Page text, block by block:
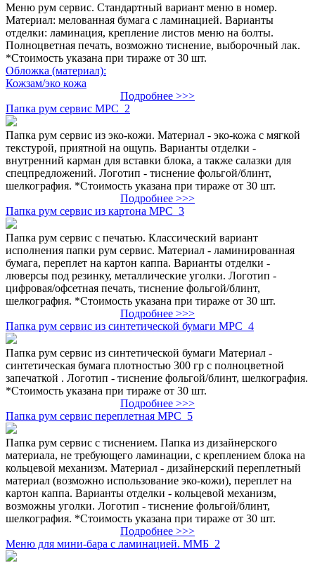
Меню рум сервис. Стандартный вариант меню в номер.
Материал: мелованная бумага с ламинацией. Варианты
отделки: ламинация, крепление листов меню на болты.
Полноцветная печать, возможно тиснение, выборочный лак.
*Стоимость указана при тираже от 30 шт.
Обложка (материал):
Кожзам/эко кожа
Подробнее >>>
Папка рум сервис МРС_2
Папка рум сервис из эко-кожи. Материал - эко-кожа с мягкой
текстурой, приятной на ощупь. Варианты отделки -
внутренний карман для вставки блока, а также салазки для
спецпредложений. Логотип - тиснение фольгой/блинт,
шелкография. *Стоимость указана при тираже от 30 шт.
Подробнее >>>
Папка рум сервис из картона МРС_3
Папка рум сервис с печатью. Классический вариант
исполнения папки рум сервис. Материал - ламинированная
бумага, переплет на картон каппа. Варианты отделки -
люверсы под резинку, металлические уголки. Логотип -
цифровая/офсетная печать, тиснение фольгой/блинт,
шелкография. *Стоимость указана при тираже от 30 шт.
Подробнее >>>
Папка рум сервис из синтетической бумаги МРС_4
Папка рум сервис из синтетической бумаги Материал -
синтетическая бумага плотностью 300 гр с полноцветной
запечаткой . Логотип - тиснение фольгой/блинт, шелкография.
*Стоимость указана при тираже от 30 шт.
Подробнее >>>
Папка рум сервис переплетная МРС_5
Папка рум сервис с тиснением. Папка из дизайнерского
материала, не требующего ламинации, с креплением блока на
кольцевой механизм. Материал - дизайнерский переплетный
материал (возможно использование эко-кожи), переплет на
картон каппа. Варианты отделки - кольцевой механизм,
возможны уголки. Логотип - тиснение фольгой/блинт,
шелкография. *Стоимость указана при тираже от 30 шт.
Подробнее >>>
Меню для мини-бара с ламинацией. ММБ_2